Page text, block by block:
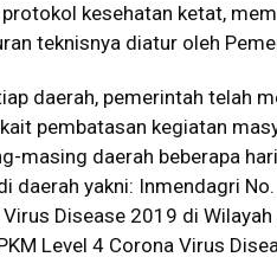
kesehatan ketat,
teknisnya diatur oleh
daerah, pemerintah telah
pembatasan kegiatan
masing daerah beberapa
daerah yakni: Inmendagri
Disease 2019 di
Level 4 Corona Virus